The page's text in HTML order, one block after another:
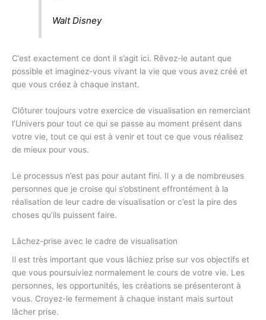
Walt Disney
C’est exactement ce dont il s’agit ici. Rêvez-le autant que
possible et imaginez-vous vivant la vie que vous avez créé et
que vous créez à chaque instant.
Clôturer toujours votre exercice de visualisation en remerciant
l’Univers pour tout ce qui se passe au moment présent dans
votre vie, tout ce qui est à venir et tout ce que vous réalisez
de mieux pour vous.
Le processus n’est pas pour autant fini. Il y a de nombreuses
personnes que je croise qui s’obstinent effrontément à la
réalisation de leur cadre de visualisation or c’est la pire des
choses qu’ils puissent faire.
Lâchez-prise avec le cadre de visualisation
Il est très important que vous lâchiez prise sur vos objectifs et
que vous poursuiviez normalement le cours de votre vie. Les
personnes, les opportunités, les créations se présenteront à
vous. Croyez-le fermement à chaque instant mais surtout
lâcher prise.